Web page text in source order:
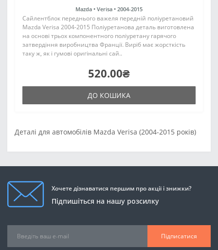
Mazda • Verisa • 2004-2015
Сайлентблок переднього важеля передній поліуретановий
Mazda Verisa 2004-2015 Поліуретанова деталь виготовлена
на основі трьох компонентного поліуретану гарячого
затвердіння виробництва Франції. Виріб має жорсткість
таку ж, як і гумові оригінальні сай..
520.00₴
ДО КОШИКА
Деталі для автомобілів Mazda Verisa (2004-2015 років)
Хочете дізнаватися першим про акції і знижки?
Підпишіться на нашу розсилку
Підписатися